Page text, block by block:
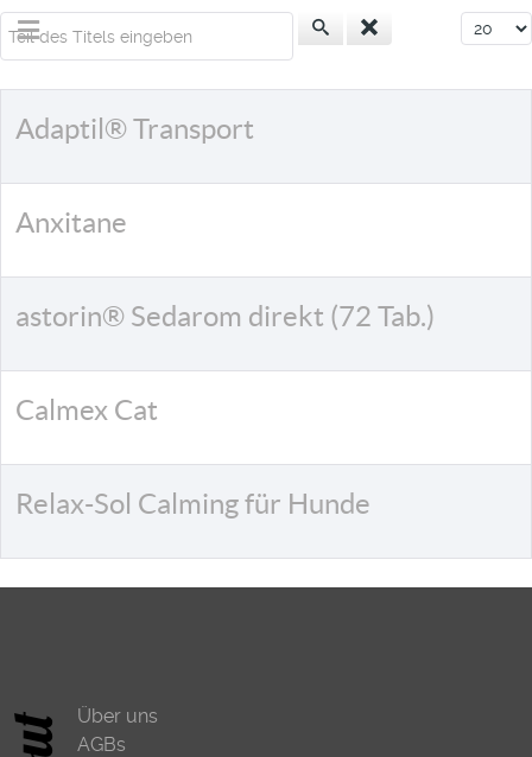
Teil des Titels eingeben
Adaptil® Transport
Anxitane
astorin® Sedarom direkt (72 Tab.)
Calmex Cat
Relax-Sol Calming für Hunde
Über uns
AGBs